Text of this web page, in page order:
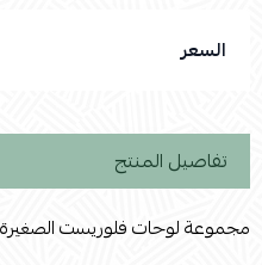
السعر
تفاصيل المنتج
مجموعة لوحات فلوريست الصغيرة